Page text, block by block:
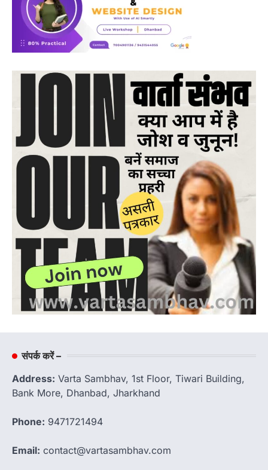
संपर्क करें –
Address: Varta Sambhav, 1st Floor, Tiwari Building,
Bank More, Dhanbad, Jharkhand
Phone: 9471721494
Email: contact@vartasambhav.com